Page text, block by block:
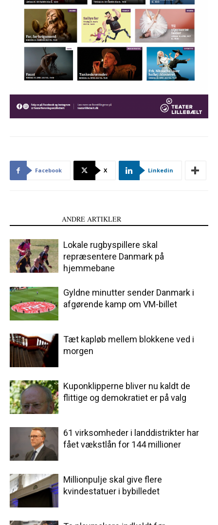
Facebook X Linkedin
ANDRE ARTIKLER
Lokale rugbyspillere skal
repræsentere Danmark på
hjemmebane
Gyldne minutter sender Danmark i
afgørende kamp om VM-billet
Tæt kapløb mellem blokkene ved i
morgen
Kuponklipperne bliver nu kaldt de
flittige og demokratiet er på valg
61 virksomheder i landdistrikter har
fået vækstlån for 144 millioner
Millionpulje skal give flere
kvindestatuer i bybilledet